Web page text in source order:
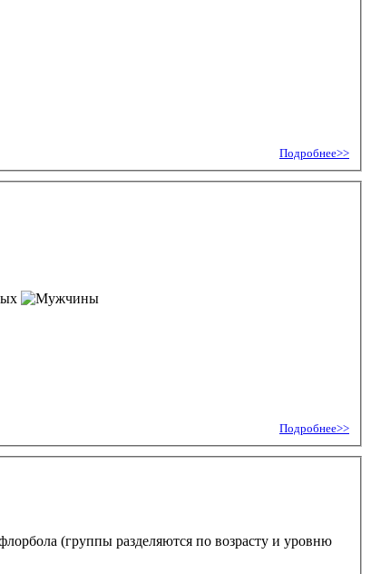
Подробнее>>
Подробнее>>
(группы разделяются по возрасту и уровню